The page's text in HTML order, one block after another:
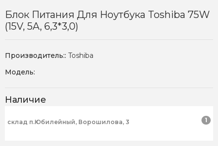
Блок Питания Для Ноутбука Toshiba 75W
(15V, 5A, 6,3*3,0)
Производитель:: Toshiba
Модель:
Наличие
склад п.Юбилейный, Ворошилова, 3 1